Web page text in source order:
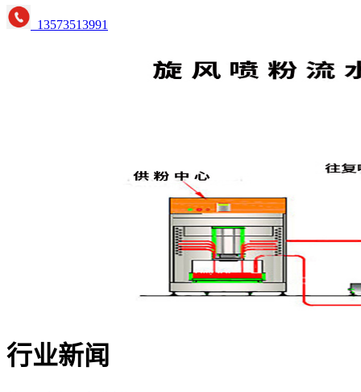
13573513991
行业新闻